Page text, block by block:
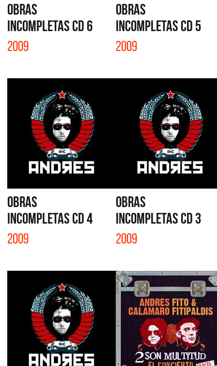
OBRAS
INCOMPLETAS CD 6
2009
OBRAS
INCOMPLETAS CD 5
2009
OBRAS
INCOMPLETAS CD 4
2009
OBRAS
INCOMPLETAS CD 3
2009